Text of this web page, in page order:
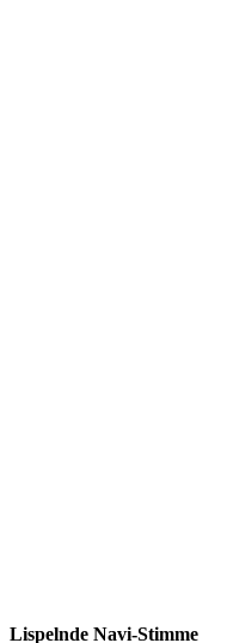
Lispelnde Navi-Stimme